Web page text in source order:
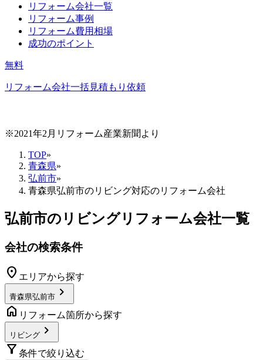
リフォーム会社一覧
リフォーム事例
リフォーム費用相場
成功のポイント
無料
リフォーム会社一括見積もり依頼
※2021年2月リフォーム産業新聞より
TOP»
青森県»
弘前市»
青森県弘前市のリビング対応のリフォーム会社
弘前市の リビングリフォーム会社一覧
会社の検索条件
location_on エリアから探す
青森県弘前市 chevron_right
home リフォーム箇所から探す
リビング chevron_right
filter_alt 条件で絞り込む